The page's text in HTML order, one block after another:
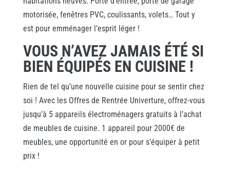
motorisée, fenêtres PVC, coulissants, volets… Tout y
est pour emménager l’esprit léger !
VOUS N’AVEZ JAMAIS ÉTÉ SI
BIEN ÉQUIPÉS EN CUISINE !
Rien de tel qu’une nouvelle cuisine pour se sentir chez
soi ! Avec les Offres de Rentrée Univerture, offrez-vous
jusqu’à 5 appareils électroménagers gratuits à l’achat
de meubles de cuisine. 1 appareil pour 2000€ de
meubles, une opportunité en or pour s’équiper à petit
prix !